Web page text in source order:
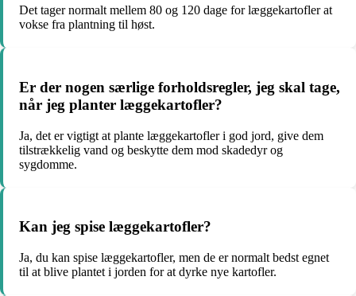
Det tager normalt mellem 80 og 120 dage for læggekartofler at
vokse fra plantning til høst.
Er der nogen særlige forholdsregler, jeg skal tage,
når jeg planter læggekartofler?
Ja, det er vigtigt at plante læggekartofler i god jord, give dem
tilstrækkelig vand og beskytte dem mod skadedyr og
sygdomme.
Kan jeg spise læggekartofler?
Ja, du kan spise læggekartofler, men de er normalt bedst egnet
til at blive plantet i jorden for at dyrke nye kartofler.